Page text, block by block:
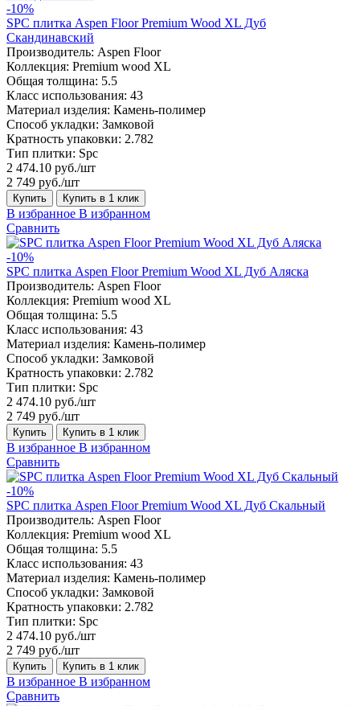
-10%
SPC плитка Aspen Floor Premium Wood XL Дуб
Скандинавский
Производитель: Aspen Floor
Коллекция: Premium wood XL
Общая толщина: 5.5
Класс использования: 43
Материал изделия: Камень-полимер
Способ укладки: Замковой
Кратность упаковки: 2.782
Тип плитки: Spc
2 474.10 руб./шт
2 749 руб./шт
Купить Купить в 1 клик
В избранное В избранном
Сравнить
-10%
SPC плитка Aspen Floor Premium Wood XL Дуб Аляска
Производитель: Aspen Floor
Коллекция: Premium wood XL
Общая толщина: 5.5
Класс использования: 43
Материал изделия: Камень-полимер
Способ укладки: Замковой
Кратность упаковки: 2.782
Тип плитки: Spc
2 474.10 руб./шт
2 749 руб./шт
Купить Купить в 1 клик
В избранное В избранном
Сравнить
-10%
SPC плитка Aspen Floor Premium Wood XL Дуб Скальный
Производитель: Aspen Floor
Коллекция: Premium wood XL
Общая толщина: 5.5
Класс использования: 43
Материал изделия: Камень-полимер
Способ укладки: Замковой
Кратность упаковки: 2.782
Тип плитки: Spc
2 474.10 руб./шт
2 749 руб./шт
Купить Купить в 1 клик
В избранное В избранном
Сравнить